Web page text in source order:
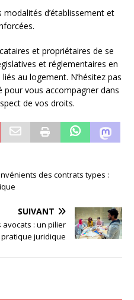
d’établissement et
et propriétaires de se
et réglementaires en
au logement. N’hésitez pas
pour vous accompagner dans
de vos droits.
des contrats types :
SUIVANT
avocats : un pilier
juridique